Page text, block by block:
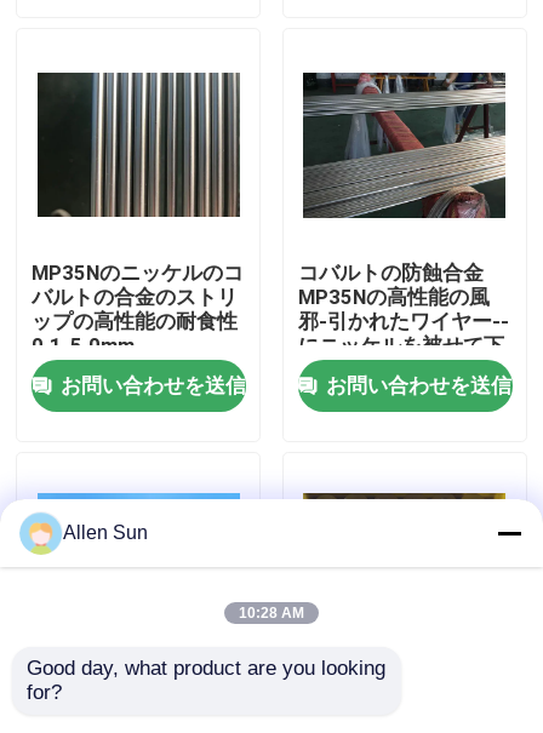
ビデオ
わたしたち に つい て
工場 ツアー
品質管理
連絡 ください
ニュース
MP35Nのニッケルのコ
バルトの合金のストリ
ップの高性能の耐食性
0.1-5.0mm
お問い合わせを送信
コバルトの防蝕合金
MP35Nの高性能の風
邪-引かれたワイヤー--
にニッケルを被せて下
さい
お問い合わせを送信
R31537 ASTM F1537
Allen Sun
10:28 AM
Good day, what product are you looking
for?